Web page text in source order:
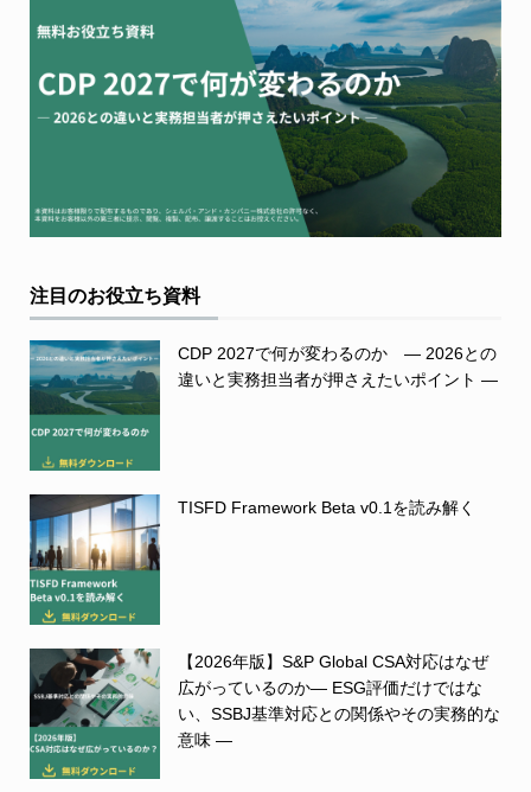
注目のお役立ち資料
CDP 2027で何が変わるのか ― 2026との
違いと実務担当者が押さえたいポイント ―
TISFD Framework Beta v0.1を読み解く
【2026年版】S&P Global CSA対応はなぜ
広がっているのか― ESG評価だけではな
い、SSBJ基準対応との関係やその実務的な
意味 ―